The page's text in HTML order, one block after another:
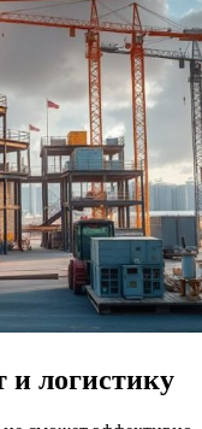
и логистику